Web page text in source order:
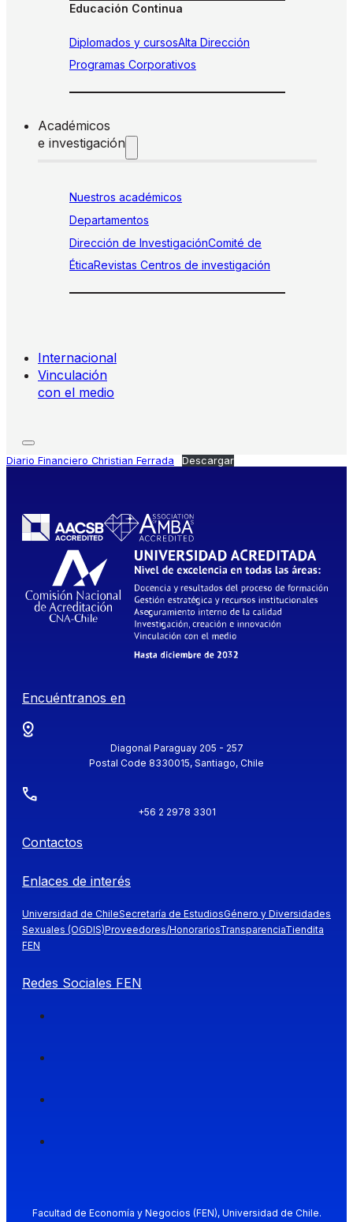
Educación Continua
Diplomados y cursosAlta Dirección
Programas Corporativos
Académicos
e investigación
Nuestros académicos
Departamentos
Dirección de InvestigaciónComité de
ÉticaRevistas Centros de investigación
Internacional
Vinculación
con el medio
Diario Financiero Christian Ferrada Descargar
Encuéntranos en
Diagonal Paraguay 205 - 257
Postal Code 8330015, Santiago, Chile
+56 2 2978 3301
Contactos
Enlaces de interés
Universidad de ChileSecretaría de EstudiosGénero y Diversidades
Sexuales (OGDIS)Proveedores/HonorariosTransparenciaTiendita
FEN
Redes Sociales FEN
Facultad de Economía y Negocios (FEN), Universidad de Chile.